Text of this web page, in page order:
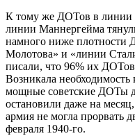
К тому же ДОТов в линии
линии Маннергейма
намного ниже плотности
Молотова» и «линии
писали, что 96% их
Возникала необходимость
мощные советские ДОТы
остановили даже на
армия не могла прорвать
февраля 1940-го.